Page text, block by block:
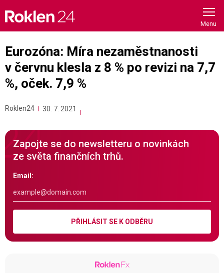
content
Eurozóna: Míra nezaměstnanosti
v červnu klesla z 8 % po revizi na 7,7
%, oček. 7,9 %
Roklen24 30. 7. 2021
Zapojte se do newsletteru o novinkách
ze světa finančních trhů.
Email:
PŘIHLÁSIT SE K ODBĚRU